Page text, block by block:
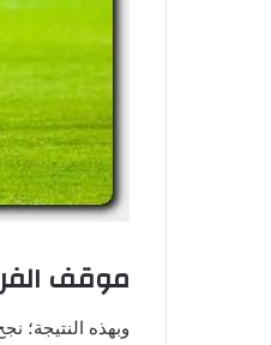
موقف
وبهذه النتيجة؛